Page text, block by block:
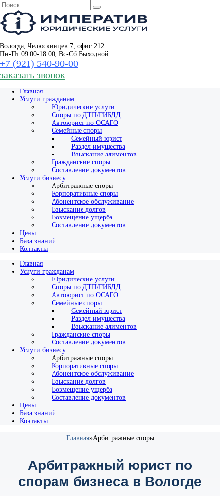
Вологда, Челюскинцев 7, офис 212
Пн-Пт 09.00-18.00; Вс-Сб Выходной
+7 (921) 540‑90‑00
заказать звонок
Главная
Услуги гражданам
Юридические услуги
Споры по ДТП/ГИБДД
Автоюрист по ОСАГО
Семейные споры
Семейный юрист
Раздел имущества
Взыскание алиментов
Гражданские споры
Составление документов
Услуги бизнесу
Арбитражные споры
Корпоративные споры
Абонентское обслуживание
Взыскание долгов
Возмещение ущерба
Составление документов
Цены
База знаний
Контакты
Главная
Услуги гражданам
Юридические услуги
Споры по ДТП/ГИБДД
Автоюрист по ОСАГО
Семейные споры
Семейный юрист
Раздел имущества
Взыскание алиментов
Гражданские споры
Составление документов
Услуги бизнесу
Арбитражные споры
Корпоративные споры
Абонентское обслуживание
Взыскание долгов
Возмещение ущерба
Составление документов
Цены
База знаний
Контакты
Главная»Арбитражные споры
Арбитражный юрист по
спорам бизнеса в Вологде